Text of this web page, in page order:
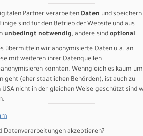
44/55mm
rise
mount
Partner verarbeiten Daten und speichern
sind für den Betrieb der Website und aus
unbedingt notwendig, andere sind optional.
übermitteln wir anonymisierte Daten u.a. an
mit weiteren ihrer Datenquellen
könnten. Wenngleich es kaum um
geht (eher staatlichen Behörden), ist auch zu
USA nicht in der gleichen Weise geschützt sind
Datenverarbeitungen akzeptieren?